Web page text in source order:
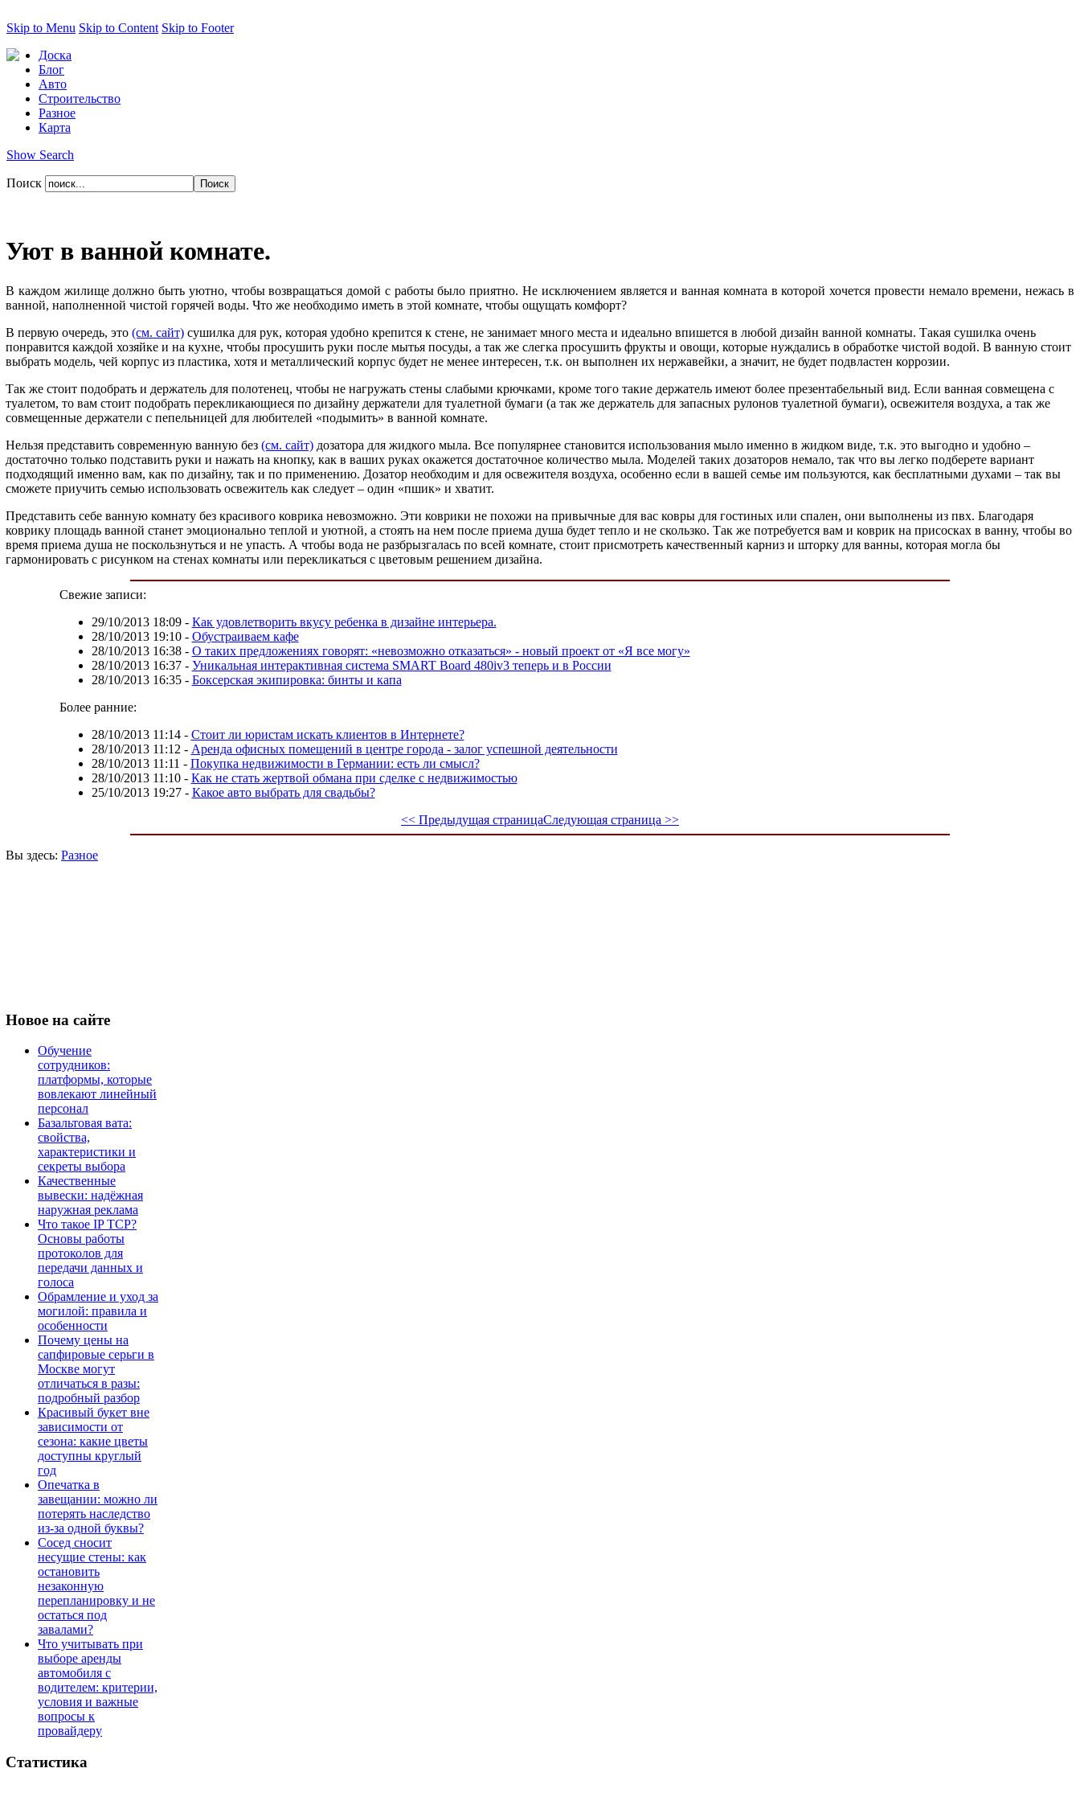
Skip to Menu Skip to Content Skip to Footer
Доска
Блог
Авто
Строительство
Разное
Карта
Show Search
Поиск
Уют в ванной комнате.
В каждом жилище должно быть уютно, чтобы возвращаться домой с работы было приятно. Не исключением является и ванная комната в которой хочется провести немало времени, нежась в
ванной, наполненной чистой горячей воды. Что же необходимо иметь в этой комнате, чтобы ощущать комфорт?
В первую очередь, это (см. сайт) сушилка для рук, которая удобно крепится к стене, не занимает много места и идеально впишется в любой дизайн ванной комнаты. Такая сушилка очень
понравится каждой хозяйке и на кухне, чтобы просушить руки после мытья посуды, а так же слегка просушить фрукты и овощи, которые нуждались в обработке чистой водой. В ванную стоит
выбрать модель, чей корпус из пластика, хотя и металлический корпус будет не менее интересен, т.к. он выполнен их нержавейки, а значит, не будет подвластен коррозии.
Так же стоит подобрать и держатель для полотенец, чтобы не нагружать стены слабыми крючками, кроме того такие держатель имеют более презентабельный вид. Если ванная совмещена с
туалетом, то вам стоит подобрать перекликающиеся по дизайну держатели для туалетной бумаги (а так же держатель для запасных рулонов туалетной бумаги), освежителя воздуха, а так же
совмещенные держатели с пепельницей для любителей «подымить» в ванной комнате.
Нельзя представить современную ванную без (см. сайт) дозатора для жидкого мыла. Все популярнее становится использования мыло именно в жидком виде, т.к. это выгодно и удобно –
достаточно только подставить руки и нажать на кнопку, как в ваших руках окажется достаточное количество мыла. Моделей таких дозаторов немало, так что вы легко подберете вариант
подходящий именно вам, как по дизайну, так и по применению. Дозатор необходим и для освежителя воздуха, особенно если в вашей семье им пользуются, как бесплатными духами – так вы
сможете приучить семью использовать освежитель как следует – один «пшик» и хватит.
Представить себе ванную комнату без красивого коврика невозможно. Эти коврики не похожи на привычные для вас ковры для гостиных или спален, они выполнены из пвх. Благодаря
коврику площадь ванной станет эмоционально теплой и уютной, а стоять на нем после приема душа будет тепло и не скользко. Так же потребуется вам и коврик на присосках в ванну, чтобы во
время приема душа не поскользнуться и не упасть. А чтобы вода не разбрызгалась по всей комнате, стоит присмотреть качественный карниз и шторку для ванны, которая могла бы
гармонировать с рисунком на стенах комнаты или перекликаться с цветовым решением дизайна.
Свежие записи:
29/10/2013 18:09- Как удовлетворить вкусу ребенка в дизайне интерьера.
28/10/2013 19:10- Обустраиваем кафе
28/10/2013 16:38- О таких предложениях говорят: «невозможно отказаться» - новый проект от «Я все могу»
28/10/2013 16:37- Уникальная интерактивная система SMART Board 480iv3 теперь и в России
28/10/2013 16:35- Боксерская экипировка: бинты и капа
Более ранние:
28/10/2013 11:14- Стоит ли юристам искать клиентов в Интернете?
28/10/2013 11:12 - Аренда офисных помещений в центре города - залог успешной деятельности
28/10/2013 11:11 - Покупка недвижимости в Германии: есть ли смысл?
28/10/2013 11:10- Как не стать жертвой обмана при сделке с недвижимостью
25/10/2013 19:27- Какое авто выбрать для свадьбы?
<< Предыдущая страницаСледующая страница >>
Вы здесь: Разное
Новое на сайте
Обучение
сотрудников:
платформы, которые
вовлекают линейный
персонал
Базальтовая вата:
свойства,
характеристики и
секреты выбора
Качественные
вывески: надёжная
наружная реклама
Что такое IP TCP?
Основы работы
протоколов для
передачи данных и
голоса
Обрамление и уход за
могилой: правила и
особенности
Почему цены на
сапфировые серьги в
Москве могут
отличаться в разы:
подробный разбор
Красивый букет вне
зависимости от
сезона: какие цветы
доступны круглый
год
Опечатка в
завещании: можно ли
потерять наследство
из-за одной буквы?
Сосед сносит
несущие стены: как
остановить
незаконную
перепланировку и не
остаться под
завалами?
Что учитывать при
выборе аренды
автомобиля с
водителем: критерии,
условия и важные
вопросы к
провайдеру
Статистика